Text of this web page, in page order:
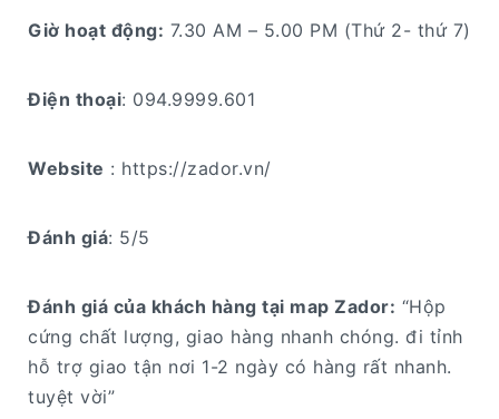
Giờ hoạt động: 7.30 AM – 5.00 PM (Thứ 2- thứ 7)
Điện thoại: 094.9999.601
Website : https://zador.vn/
Đánh giá: 5/5
Đánh giá của khách hàng tại map Zador: “Hộp
cứng chất lượng, giao hàng nhanh chóng. đi tỉnh
hỗ trợ giao tận nơi 1-2 ngày có hàng rất nhanh.
tuyệt vời”